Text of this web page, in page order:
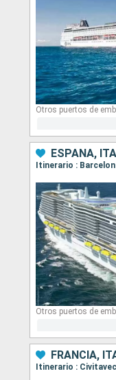
Otros puertos de
ESPAÑA,
Itinerario :
Otros puertos de
FRANCIA,
Itinerario :